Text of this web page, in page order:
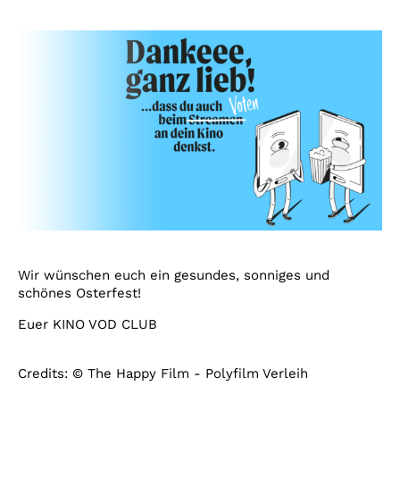
Wir wünschen euch ein gesundes, sonniges und
schönes Osterfest!
Euer KINO VOD CLUB
Credits: © The Happy Film - Polyfilm Verleih